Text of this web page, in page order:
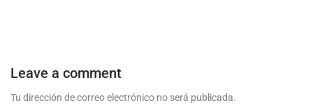
Leave a comment
Tu dirección de correo electrónico no será publicada.